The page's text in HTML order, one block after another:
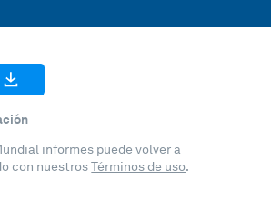
informes puede volver a
con nuestrosTérminos de uso.